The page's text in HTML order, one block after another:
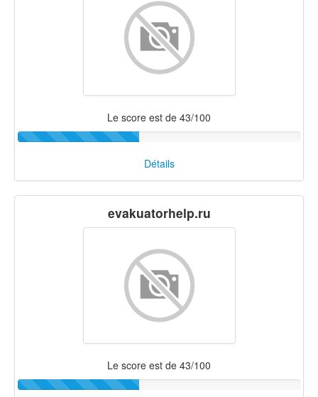
Le score est de 43/100
Détails
evakuatorhelp.ru
Le score est de 43/100